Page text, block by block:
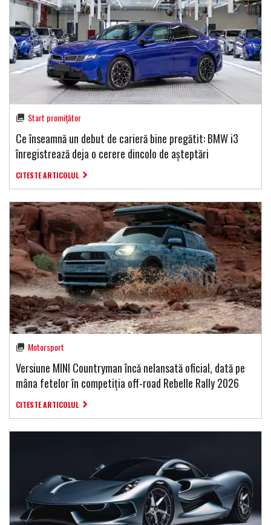
Start promițător
Ce înseamnă un debut de carieră bine pregătit: BMW i3
înregistrează deja o cerere dincolo de așteptări
CITESTE ARTICOLUL
Motorsport
Versiune MINI Countryman încă nelansată oficial, dată pe
mâna fetelor în competiția off-road Rebelle Rally 2026
CITESTE ARTICOLUL